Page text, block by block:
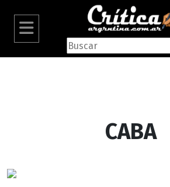
CABA